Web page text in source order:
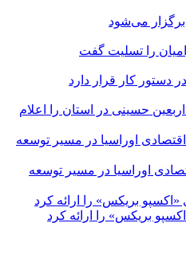
می‌شود
را تسلیت گفت
دستور کار قرار دارد
اربعین حسینی در استان را اعلام
اوراسیا در مسیر توسعه
بریکس» را ارائه کرد